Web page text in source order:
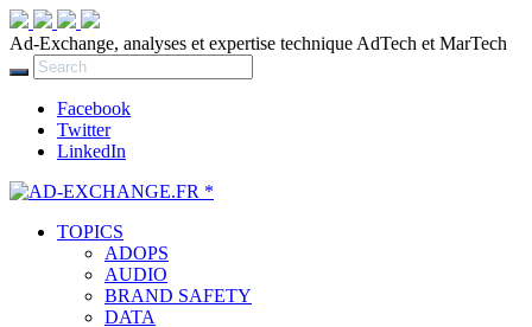
Ad-Exchange, analyses et expertise technique AdTech et MarTech
Facebook
Twitter
LinkedIn
TOPICS
ADOPS
AUDIO
BRAND SAFETY
DATA